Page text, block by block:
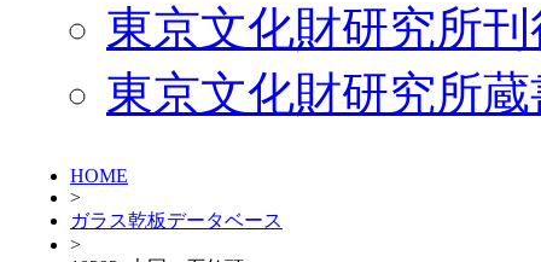
東京文化財研究所
東京文化財研究所
HOME
>
ガラス乾板データベース
>